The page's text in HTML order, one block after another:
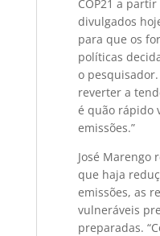
COP21 a
divulgados
para que os
políticas
o
reverter a
é quão rápido
emissões.”
José Marengo
que haja
emissões, as
vulneráveis
preparadas.